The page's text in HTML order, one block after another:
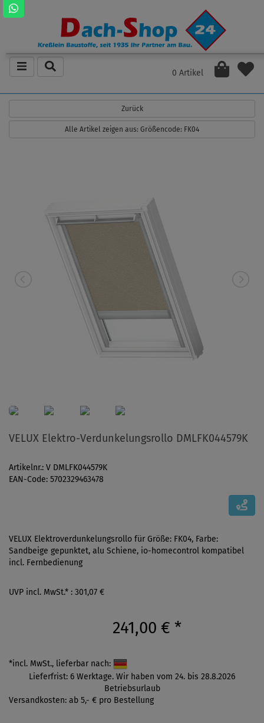
0 Artikel
Zurück
Alle Artikel zeigen aus: Größencode: FK04
VELUX Elektro-Verdunkelungsrollo DMLFK044579K
Artikelnr.: V DMLFK044579K
EAN-Code: 5702329463478
VELUX Elektroverdunkelungsrollo für Größe: FK04, Farbe:
Sandbeige gepunktet, alu Schiene, io-homecontrol kompatibel
incl. Fernbedienung
UVP incl. MwSt.* : 301,07 €
241,00 € *
*incl. MwSt., lieferbar nach:
Lieferfrist: 6 Werktage. Wir haben vom 24. bis 28.8.2026
Betriebsurlaub
Versandkosten: ab 5,- € pro Bestellung